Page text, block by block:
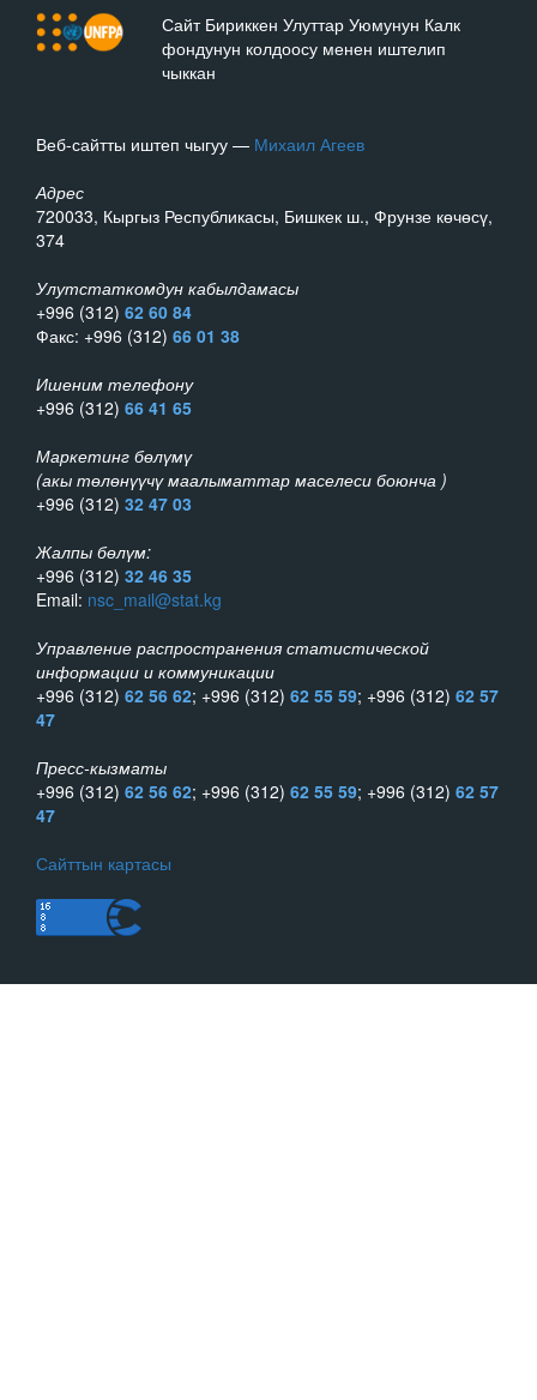
Сайт Бириккен Улуттар Уюмунун Калк
фондунун колдоосу менен иштелип
чыккан
Веб-сайтты иштеп чыгуу — Михаил Агеев
Адрес
720033, Кыргыз Республикасы, Бишкек ш., Фрунзе көчөсү,
374
Улутстаткомдун кабылдамасы
+996 (312) 62 60 84
Факс: +996 (312) 66 01 38
Ишеним телефону
+996 (312) 66 41 65
Маркетинг бөлүмү
(акы төлөнүүчү маалыматтар маселеси боюнча )
+996 (312) 32 47 03
Жалпы бөлүм:
+996 (312) 32 46 35
Email: nsc_mail@stat.kg
Управление распространения статистической
информации и коммуникации
+996 (312) 62 56 62; +996 (312) 62 55 59; +996 (312) 62 57
47
Пресс-кызматы
+996 (312) 62 56 62; +996 (312) 62 55 59; +996 (312) 62 57
47
Сайттын картасы